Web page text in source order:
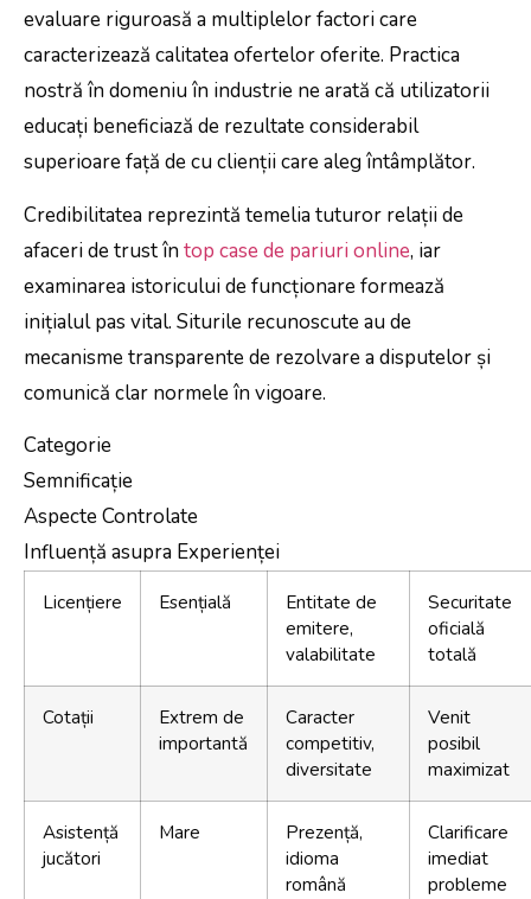
evaluare riguroasă a multiplelor factori care
caracterizează calitatea ofertelor oferite. Practica
nostră în domeniu în industrie ne arată că utilizatorii
educați beneficiază de rezultate considerabil
superioare față de cu clienții care aleg întâmplător.
Credibilitatea reprezintă temelia tuturor relații de
afaceri de trust întop case de pariuri online, iar
examinarea istoricului de funcționare formează
inițialul pas vital. Siturile recunoscute au de
mecanisme transparente de rezolvare a disputelor și
comunică clar normele în vigoare.
Categorie
Semnificație
Aspecte Controlate
Influență asupra Experienței
Licențiere Esențială
Entitate de
emitere,
valabilitate
Securitate
oficială
totală
Cotații
Extrem de
importantă
Caracter
competitiv,
diversitate
Venit
posibil
maximizat
Asistență
jucători
Mare
Prezență,
idioma
română
Clarificare
imediat
probleme